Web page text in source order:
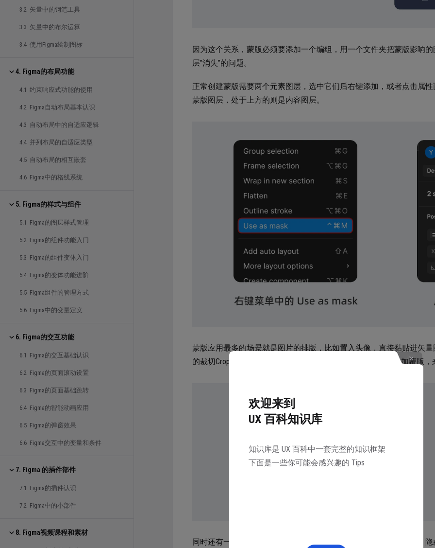
3.2 矢量中的钢笔工具
3.3 矢量中的布尔运算
3.4 使用Figma绘制图标
4. Figma的布局功能
4.1 约束响应式功能的使用
4.2 Figma自动布局基本认识
4.3 自动布局中的自适应逻辑
4.4 并列布局的自适应类型
4.5 自动布局的相互嵌套
4.6 Figma中的格线系统
5. Figma的样式与组件
5.1 Figma的图层样式管理
5.2 Figma的组件功能入门
5.3 Figma的组件变体入门
5.4 Figma的变体功能进阶
5.5 Figma组件的管理方式
5.6 Figma中的变量定义
6. Figma的交互功能
6.1 Figma的交互基础认识
6.2 Figma的页面滚动设置
6.3 Figma的页面基础跳转
6.4 Figma的智能动画应用
6.5 Figma的弹窗效果
6.6 Figma交互中的变量和条件
7. Figma 的插件部件
7.1 Figma的插件认识
7.2 Figma中的小部件
8. Figma视频课程和素材
因为这个关系，蒙版必须要添加一个编组，用一个文件夹把蒙版影响
层”消失”的问题。
正常创建蒙版需要两个元素图层，选中它们后右键添加，或者点击属
蒙版图层，处于上方的则是内容图层。
蒙版应用最多的场景就是图片的排版，比如置入头像，直接黏贴进矢
的裁切Crop功能又很难操作，所以往往我们会用置入图片后添加蒙版
同时还有一些复杂的组件、图标，都会用到蒙版来固定显示的区域，
欢迎来到
UX 百科知识库
知识库是 UX 百科中一套完整的知识框架
下面是一些你可能会感兴趣的 Tips